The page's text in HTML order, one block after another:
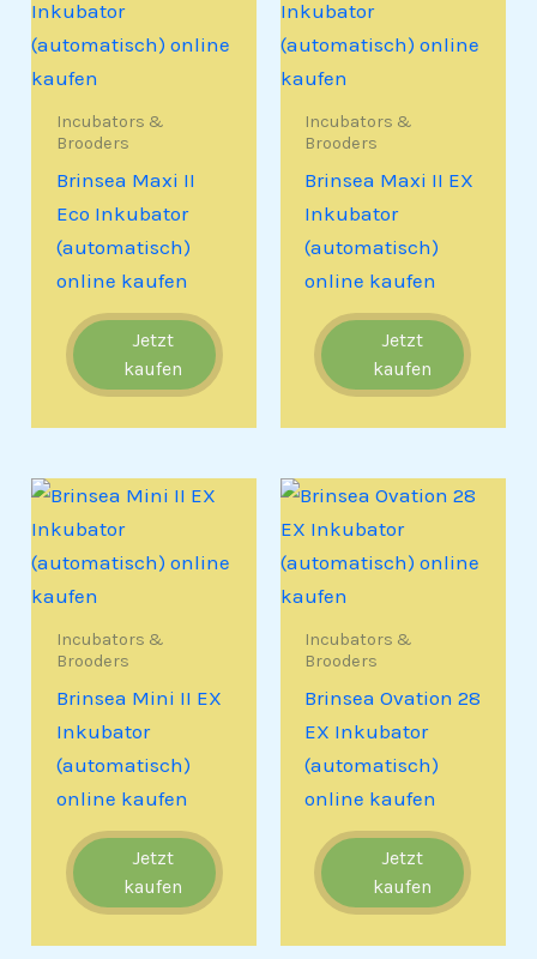
Incubators &
Brooders
Brinsea Maxi II
Eco Inkubator
(automatisch)
online kaufen
Jetzt
kaufen
Incubators &
Brooders
Brinsea Maxi II EX
Inkubator
(automatisch)
online kaufen
Jetzt
kaufen
Incubators &
Brooders
Brinsea Mini II EX
Inkubator
(automatisch)
online kaufen
Jetzt
kaufen
Incubators &
Brooders
Brinsea Ovation 28
EX Inkubator
(automatisch)
online kaufen
Jetzt
kaufen